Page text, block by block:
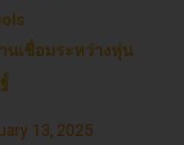
นเชื่อมระหว่างหุ่น
13, 2025